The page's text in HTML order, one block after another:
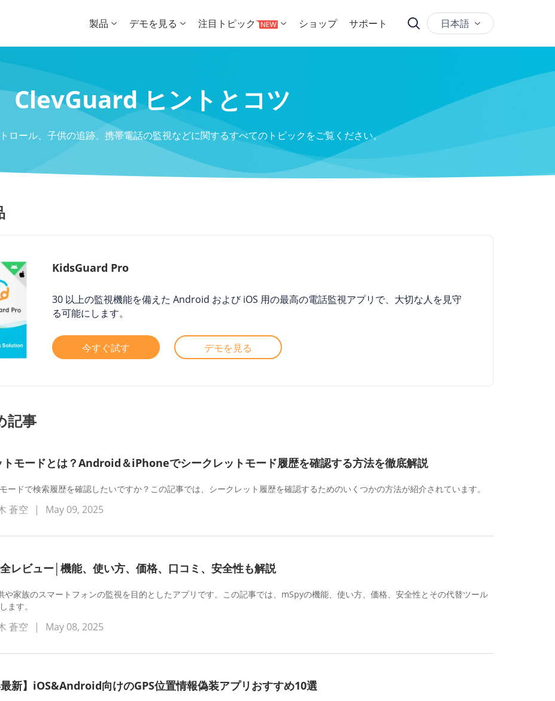
製品 デモを見る 注目トピック ショップ サポート 日本語
ClevGuard ヒントとコツ
ロール、子供の追跡、携帯電話の監視などに関するすべてのトピックをご覧ください。
KidsGuard Pro
30 以上の監視機能を備えた Android および iOS 用の最高の電話監視アプリで、大切な人を見守
る可能にします。
今すぐ試す デモを見る
記事
トモードとは？Android＆iPhoneでシークレットモード履歴を確認する方法を徹底解説
ードで検索履歴を確認したいですか？この記事では、シークレット履歴を確認するためのいくつかの方法が紹介されています。
蒼空 | May 09, 2025
レビュー│機能、使い方、価格、口コミ、安全性も解説
や家族のスマートフォンの監視を目的としたアプリです。この記事では、mSpyの機能、使い方、価格、安全性とその代替ツール
ます。
蒼空 | May 08, 2025
最新】iOS&Android向けのGPS位置情報偽装アプリおすすめ10選